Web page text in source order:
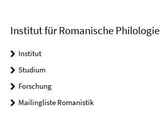
Institut für Romanische Philologie
Institut
Studium
Forschung
Mailingliste Romanistik